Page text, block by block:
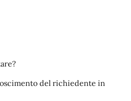
del richiedente in